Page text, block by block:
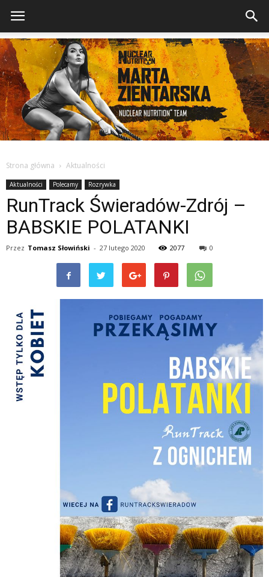
Strona główna Aktualności
Aktualności Polecamy Rozrywka
RunTrack Świeradów-Zdrój –
BABSKIE POLATANKI
Przez Tomasz Słowiński - 27 lutego 2020 2077 0